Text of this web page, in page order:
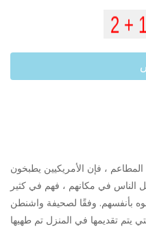
، فإن الأمريكيين يطبخون
في مكانهم ، فهم في كثير
بأنفسهم. وفقًا لصحيفة واشنطن
يتم تقديمها في المنزل تم طهيها